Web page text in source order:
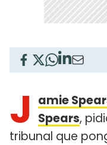
J amie
Spears,
tribunal que